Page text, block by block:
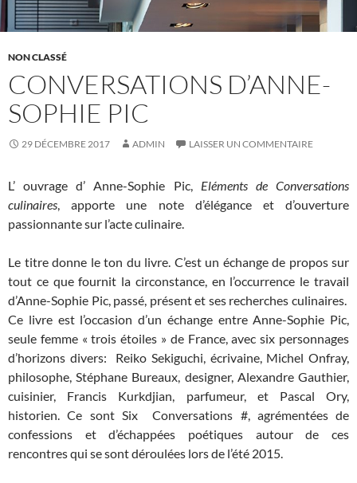
NON CLASSÉ
CONVERSATIONS D’ANNE-
SOPHIE PIC
29 DÉCEMBRE 2017 ADMIN LAISSER UN COMMENTAIRE
L’ ouvrage d’ Anne-Sophie Pic, Eléments de Conversations
culinaires, apporte une note d’élégance et d’ouverture
passionnante sur l’acte culinaire.
Le titre donne le ton du livre. C’est un échange de propos sur
tout ce que fournit la circonstance, en l’occurrence le travail
d’Anne-Sophie Pic, passé, présent et ses recherches culinaires.
Ce livre est l’occasion d’un échange entre Anne-Sophie Pic,
seule femme « trois étoiles » de France, avec six personnages
d’horizons divers: Reiko Sekiguchi, écrivaine, Michel Onfray,
philosophe, Stéphane Bureaux, designer, Alexandre Gauthier,
cuisinier, Francis Kurkdjian, parfumeur, et Pascal Ory,
historien. Ce sont Six Conversations #, agrémentées de
confessions et d’échappées poétiques autour de ces
rencontres qui se sont déroulées lors de l’été 2015.